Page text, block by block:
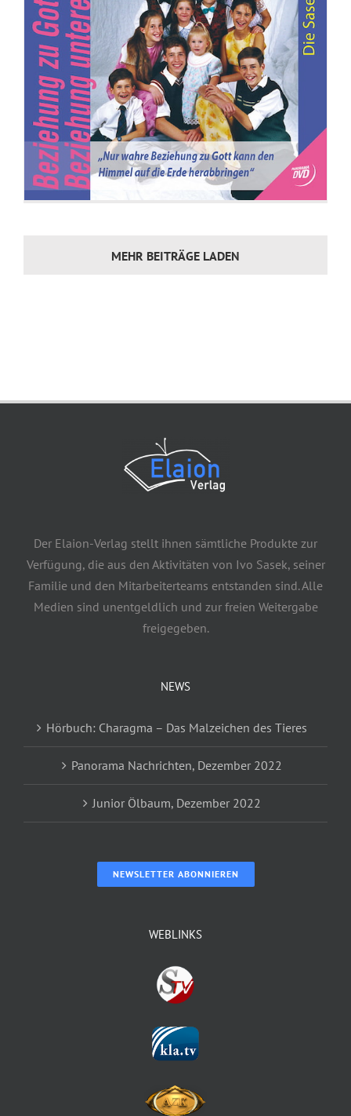
MEHR BEITRÄGE LADEN
Der Elaion-Verlag stellt ihnen sämtliche Produkte zur
Verfügung, die aus den Aktivitäten von Ivo Sasek, seiner
Familie und den Mitarbeiterteams entstanden sind. Alle
Medien sind unentgeldlich und zur freien Weitergabe
freigegeben.
NEWS
Hörbuch: Charagma – Das Malzeichen des Tieres
Panorama Nachrichten, Dezember 2022
Junior Ölbaum, Dezember 2022
NEWSLETTER ABONNIEREN
WEBLINKS